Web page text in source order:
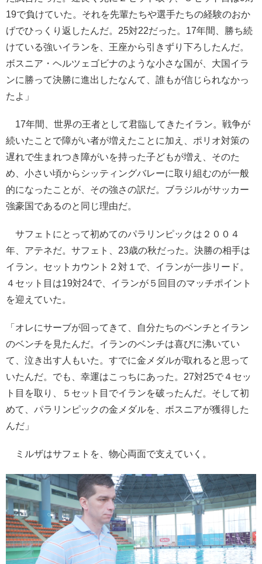
19で負けていた。それを先輩たちや選手たちの経験のおか
げでひっくり返したんだ。25対22だった。17年間、勝ち続
けている強いイランを、王座から引きずり下ろしたんだ。
ボスニア・ヘルツェゴビナのような小さな国が、大国イラ
ンに勝って決勝に進出したなんて、誰もが信じられなかっ
たよ」
17年間、世界の王者として君臨してきたイラン。戦争が
続いたことで障がい者が増えたことに加え、ポリオ対策の
遅れで生まれつき障がいを持った子どもが増え、そのた
め、小さい頃からシッティングバレーに取り組むのが一般
的になったことが、その強さの訳だ。ブラジルがサッカー
強豪国であるのと同じ理由だ。
サフェトにとって初めてのパラリンピックは２００４
年、アテネだ。サフェト、23歳の秋だった。決勝の相手は
イラン。セットカウント２対１で、イランが一歩リード。
４セット目は19対24で、イランが５回目のマッチポイント
を迎えていた。
「オレにサーブが回ってきて、自分たちのベンチとイラン
のベンチを見たんだ。イランのベンチは喜びに沸いてい
て、泣き出す人もいた。すでに金メダルが取れると思って
いたんだ。でも、幸運はこっちにあった。27対25で４セッ
ト目を取り、５セット目でイランを破ったんだ。そして初
めて、パラリンピックの金メダルを、ボスニアが獲得した
んだ」
ミルザはサフェトを、物心両面で支えていく。